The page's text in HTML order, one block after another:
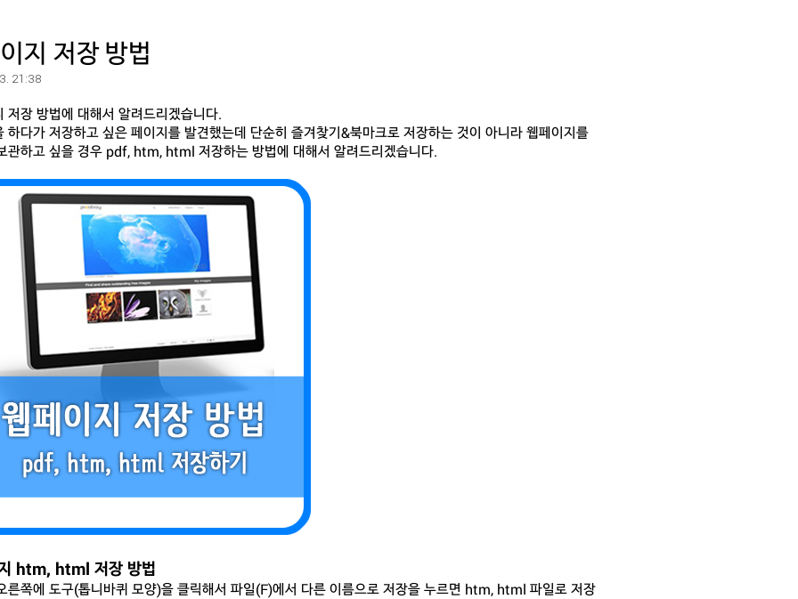
지 저장 방법
21:38
저장 방법에 대해서 알려드리겠습니다.
하다가 저장하고 싶은 페이지를 발견했는데 단순히 즐겨찾기&북마크로 저장하는 것이 아니라 웹페이지를
관하고 싶을 경우 pdf, htm, html 저장하는 방법에 대해서 알려드리겠습니다.
htm, html 저장 방법
른쪽에 도구(톱니바퀴 모양)을 클릭해서 파일(F)에서 다른 이름으로 저장을 누르면 htm, html 파일로 저장